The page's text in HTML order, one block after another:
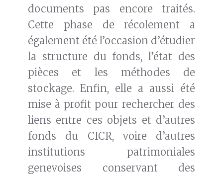
documents pas encore traités.
Cette phase de récolement a
également été l’occasion d’étudier
la structure du fonds, l’état des
pièces et les méthodes de
stockage. Enfin, elle a aussi été
mise à profit pour rechercher des
liens entre ces objets et d’autres
fonds du CICR, voire d’autres
institutions patrimoniales
genevoises conservant des